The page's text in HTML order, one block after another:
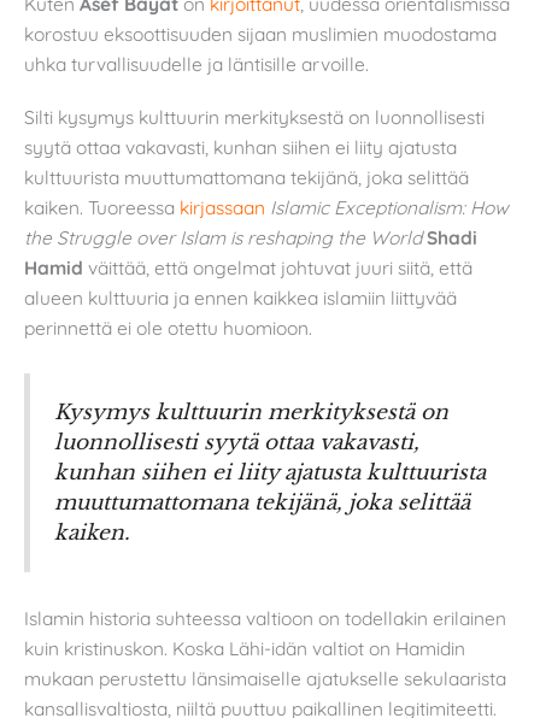
korostuu eksoottisuuden sijaan muslimien muodostama
uhka turvallisuudelle ja läntisille arvoille.
Silti kysymys kulttuurin merkityksestä on luonnollisesti
syytä ottaa vakavasti, kunhan siihen ei liity ajatusta
kulttuurista muuttumattomana tekijänä, joka selittää
kaiken. Tuoreessa kirjassaan Islamic Exceptionalism: How
the Struggle over Islam is reshaping the World Shadi
Hamid väittää, että ongelmat johtuvat juuri siitä, että
alueen kulttuuria ja ennen kaikkea islamiin liittyvää
perinnettä ei ole otettu huomioon.
Kysymys kulttuurin merkityksestä on
luonnollisesti syytä ottaa vakavasti,
kunhan siihen ei liity ajatusta kulttuurista
muuttumattomana tekijänä, joka selittää
kaiken.
Islamin historia suhteessa valtioon on todellakin erilainen
kuin kristinuskon. Koska Lähi-idän valtiot on Hamidin
mukaan perustettu länsimaiselle ajatukselle sekulaarista
kansallisvaltiosta, niiltä puuttuu paikallinen legitimiteetti.